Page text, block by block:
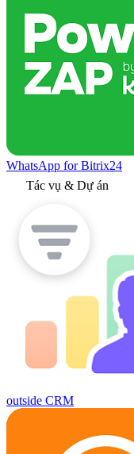
WhatsApp for Bitrix24
Tác vụ & Dự án
outside CRM